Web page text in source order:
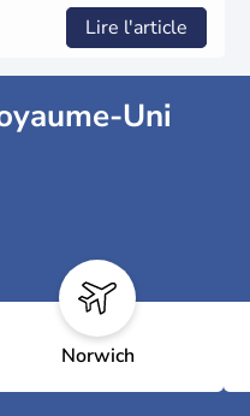
Lire l'article
Uni
Norwich